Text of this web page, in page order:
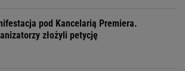
pod Kancelarią Premiera.
złożyli petycję